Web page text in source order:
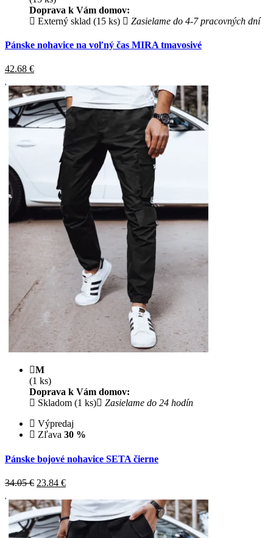
Doprava k Vám domov:
Externý sklad (15 ks)
Zasielame do 4-7 pracovných dní
Pánske nohavice na voľný čas MIRA tmavosivé
42.68 €
M
(1 ks)
Doprava k Vám domov:
Skladom (1 ks)
Zasielame do 24 hodín
Výpredaj
Zľava 30 %
Pánske bojové nohavice SETA čierne
34.05 € 23.84 €